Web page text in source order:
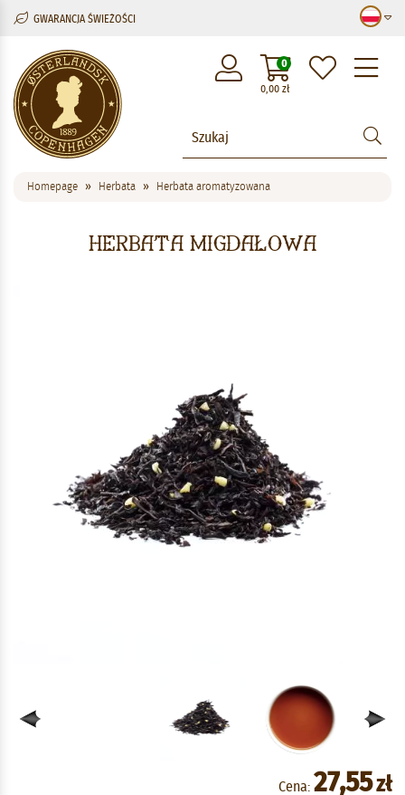
GWARANCJA ŚWIEŻOŚCI
0,00 zł
0
Homepage Herbata Herbata aromatyzowana
Herbata migdałowa
Cena: 27,55zł